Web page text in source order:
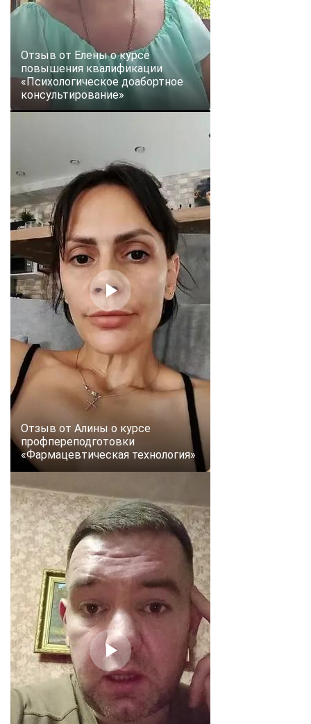
Отзыв от Елены о курсе
повышения квалификации
«Психологическое доабортное
консультирование»
Отзыв от Алины о курсе
профпереподготовки
«Фармацевтическая технология»